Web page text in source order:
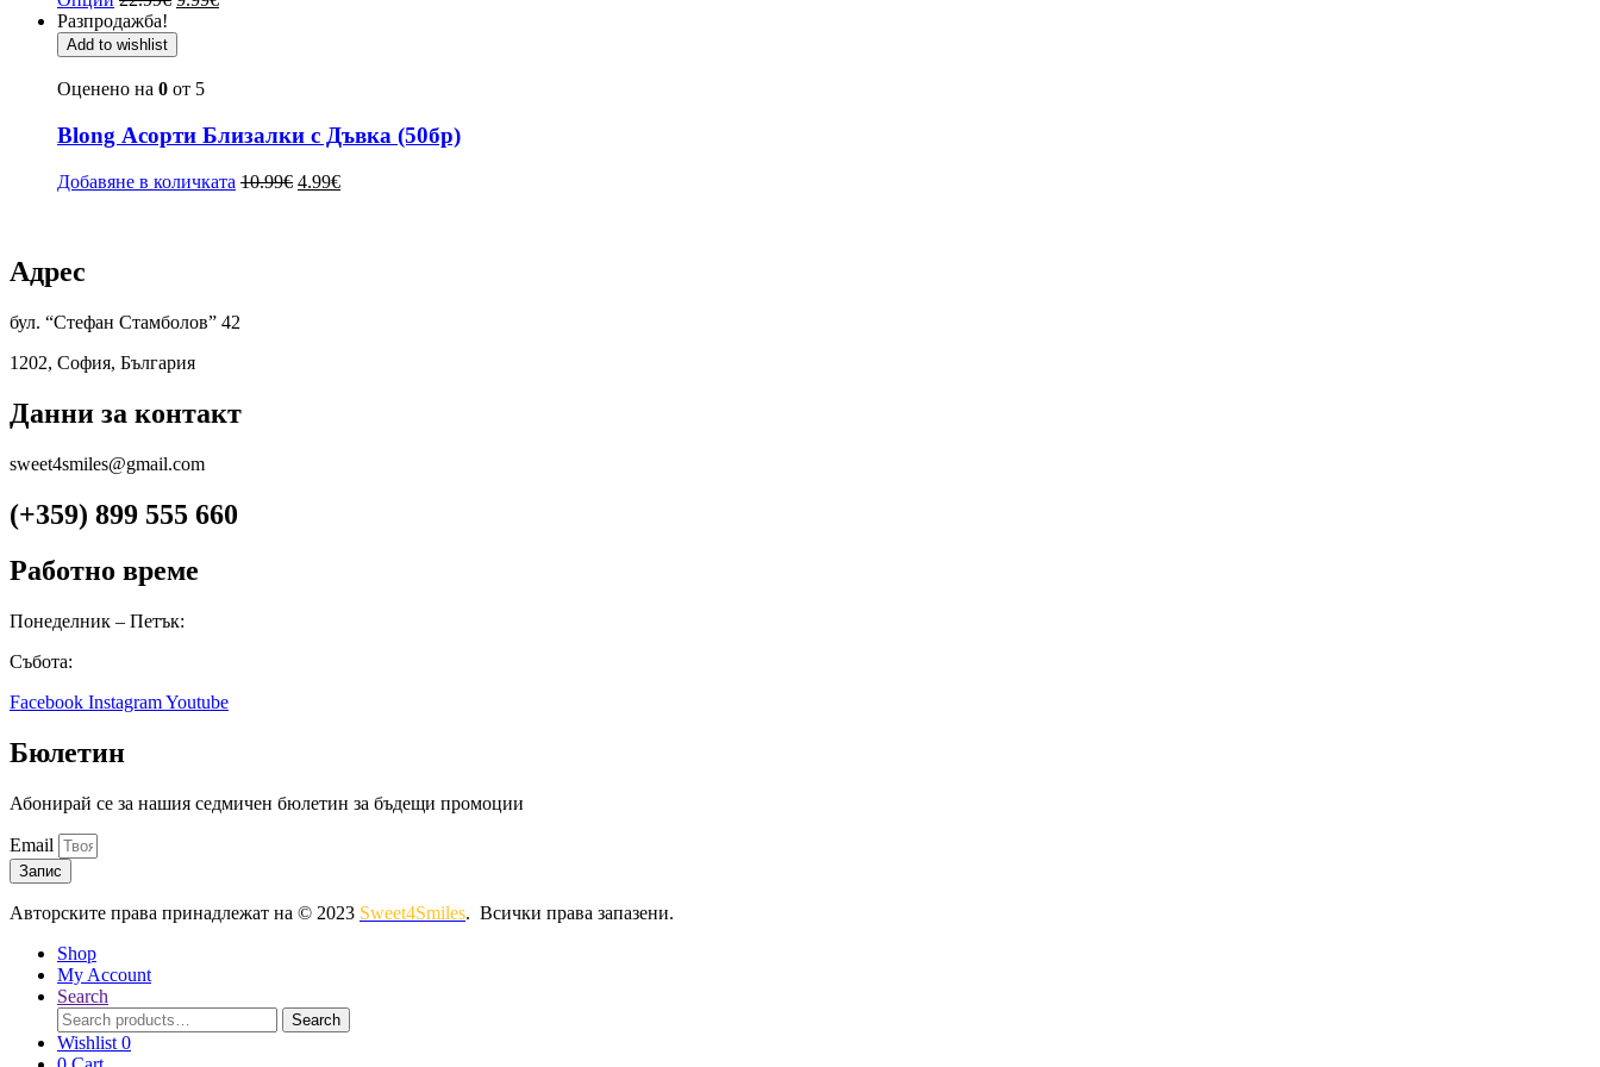
Разпродажба!
Add to wishlist
Оценено на 0 от 5
Blong Асорти Близалки с Дъвка (50бр)
Добавяне в количката 10.99€ 4.99€
Адрес
бул. “Стефан Стамболов” 42
1202, София, България
Данни за контакт
sweet4smiles@gmail.com
(+359) 899 555 660
Работно време
Понеделник – Петък:
Събота:
Facebook InstagramYoutube
Бюлетин
Абонирай се за нашия седмичен бюлетин за бъдещи промоции
Email
Запис
Авторските права принадлежат на © 2023 Sweet4Smiles. Всички права запазени.
Shop
My Account
Search
Search
for:
Search
Wishlist 0